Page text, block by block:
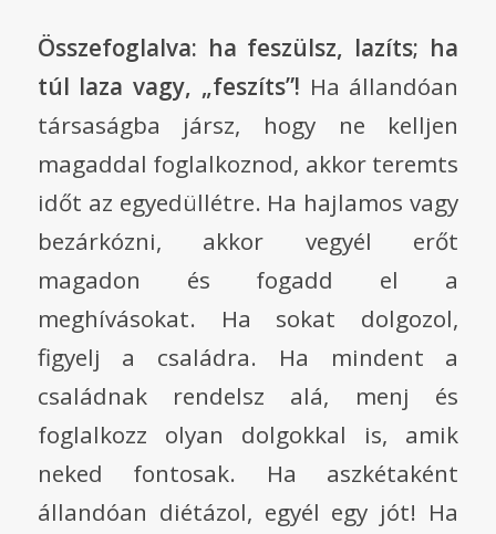
Összefoglalva: ha feszülsz, lazíts; ha
túl laza vagy, „feszíts”! Ha állandóan
társaságba jársz, hogy ne kelljen
magaddal foglalkoznod, akkor teremts
időt az egyedüllétre. Ha hajlamos vagy
bezárkózni, akkor vegyél erőt
magadon és fogadd el a
meghívásokat. Ha sokat dolgozol,
figyelj a családra. Ha mindent a
családnak rendelsz alá, menj és
foglalkozz olyan dolgokkal is, amik
neked fontosak. Ha aszkétaként
állandóan diétázol, egyél egy jót! Ha